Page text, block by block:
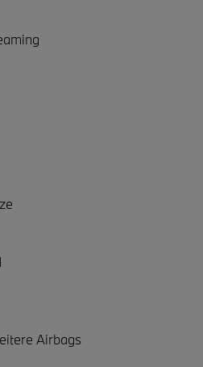
Airbags